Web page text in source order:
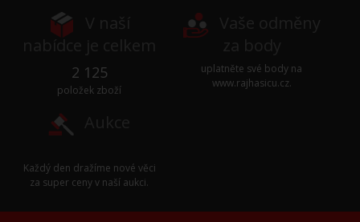
2 125
položek zboží
uplatněte své body na
www.rajhasicu.cz.
Každý den dražíme nové věci
za super ceny v naší aukci.